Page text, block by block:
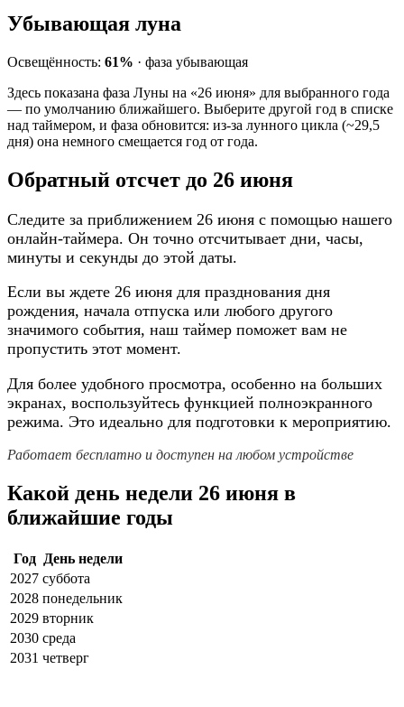
Убывающая луна
Освещённость: 61% · фаза убывающая
Здесь показана фаза Луны на «26 июня» для выбранного года
— по умолчанию ближайшего. Выберите другой год в списке
над таймером, и фаза обновится: из-за лунного цикла (~29,5
дня) она немного смещается год от года.
Обратный отсчет до 26 июня
Следите за приближением 26 июня с помощью нашего
онлайн-таймера. Он точно отсчитывает дни, часы,
минуты и секунды до этой даты.
Если вы ждете 26 июня для празднования дня
рождения, начала отпуска или любого другого
значимого события, наш таймер поможет вам не
пропустить этот момент.
Для более удобного просмотра, особенно на больших
экранах, воспользуйтесь функцией полноэкранного
режима. Это идеально для подготовки к мероприятию.
Работает бесплатно и доступен на любом устройстве
Какой день недели 26 июня в
ближайшие годы
Год
День недели
2027 суббота
2028 понедельник
2029 вторник
2030 среда
2031 четверг